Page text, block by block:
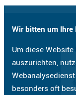
Wir bitten um
Um diese
auszurichten,
besonders oft